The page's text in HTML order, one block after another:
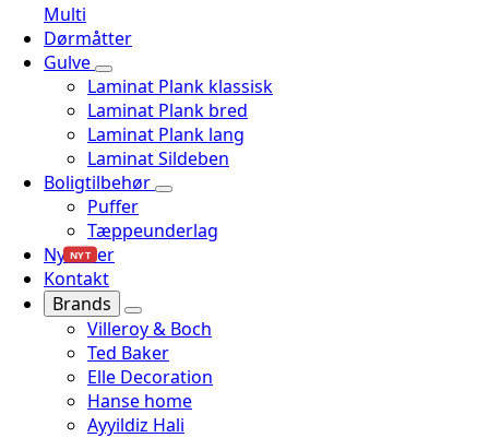
Multi
Dørmåtter
Gulve
Laminat Plank klassisk
Laminat Plank bred
Laminat Plank lang
Laminat Sildeben
Boligtilbehør
Puffer
Tæppeunderlag
Nyheder
NYT
Kontakt
Brands
Villeroy & Boch
Ted Baker
Elle Decoration
Hanse home
Ayyildiz Hali